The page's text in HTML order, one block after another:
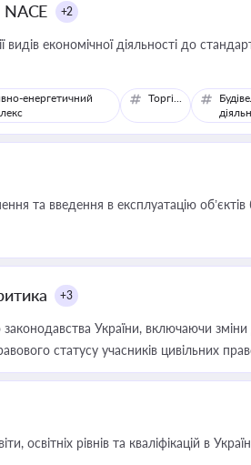
NACE +2
економічної діяльності до
енергетичний
Торгівля
та введення в експлуатацію об’єктів
+3
України, включаючи
статусу учасників цивільних
рівнів та кваліфікацій в